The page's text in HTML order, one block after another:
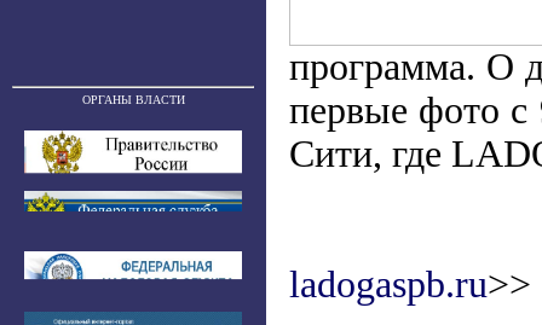
ОРГАНЫ ВЛАСТИ
программа. О
первые фото с
Сити, где
ladogaspb.ru>>